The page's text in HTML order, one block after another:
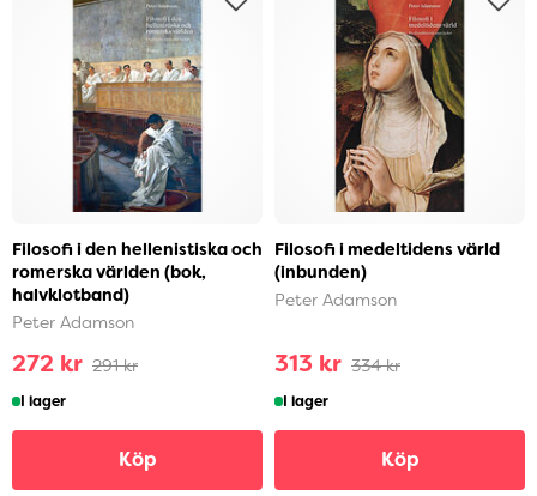
Filosofi i den hellenistiska och
romerska världen (bok,
halvklotband)
Peter Adamson
272 kr 291 kr
I lager
Köp
Filosofi i medeltidens värld
(inbunden)
Peter Adamson
313 kr 334 kr
I lager
Köp